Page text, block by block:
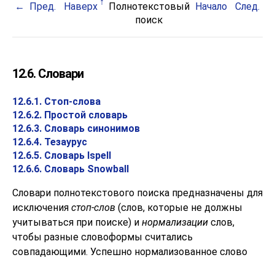
Пред. Наверх
Полнотекстовый
поиск
Начало След.
12.6. Словари
12.6.1. Стоп-слова
12.6.2. Простой словарь
12.6.3. Словарь синонимов
12.6.4. Тезаурус
12.6.5. Словарь Ispell
12.6.6. Словарь Snowball
Словари полнотекстового поиска предназначены для
исключения стоп-слов (слов, которые не должны
учитываться при поиске) и нормализации слов,
чтобы разные словоформы считались
совпадающими. Успешно нормализованное слово